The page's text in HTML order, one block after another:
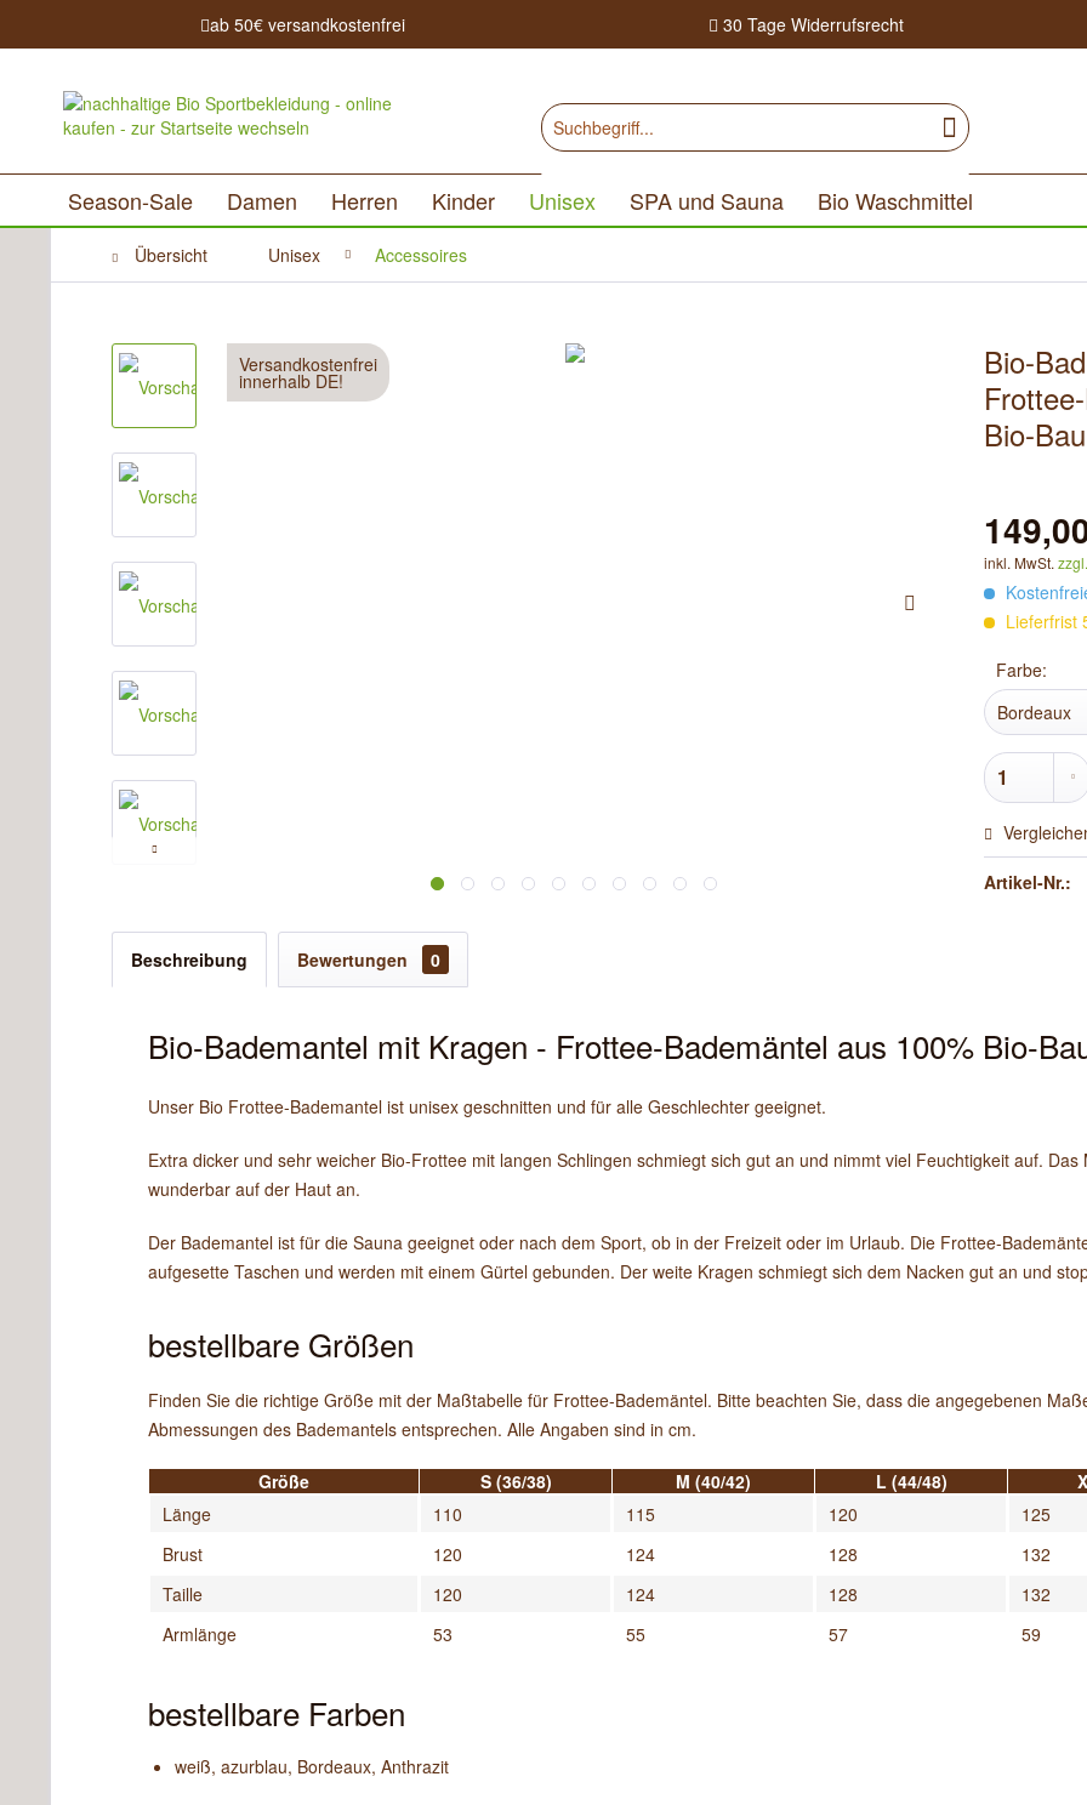
ab 50€ versandkostenfrei 30 Tage Widerrufsrecht
Season-Sale Damen Herren Kinder Unisex SPA und Sauna Bio Waschmittel
Übersicht Unisex Accessoires
Versandkostenfrei
innerhalb DE!
Bio-
Bio-
inkl. MwSt.
Lieferfrist
Farbe:
Artikel-Nr.:
Beschreibung Bewertungen 0
Bio-Bademantel mit Kragen - Frottee-Bademäntel aus 100% Bio-
Unser Bio Frottee-Bademantel ist unisex geschnitten und für alle Geschlechter geeignet.
Extra dicker und sehr weicher Bio-Frottee mit langen Schlingen schmiegt sich gut an und nimmt viel Feuchtigkeit auf.
wunderbar auf der Haut an.
Der Bademantel ist für die Sauna geeignet oder nach dem Sport, ob in der Freizeit oder im Urlaub. Die Frottee-
aufgesette Taschen und werden mit einem Gürtel gebunden. Der weite Kragen schmiegt sich dem Nacken gut an und
bestellbare Größen
Finden Sie die richtige Größe mit der Maßtabelle für Frottee-Bademäntel. Bitte beachten Sie, dass die angegebenen
Abmessungen des Bademantels entsprechen. Alle Angaben sind in cm.
Größe S (36/38) M (40/42) L (44/48)
Länge
110 115 120
125
Brust
120 124 128
132
Taille
120 124 128
132
Armlänge
53 55 57 59
bestellbare Farben
weiß, azurblau, Bordeaux, Anthrazit